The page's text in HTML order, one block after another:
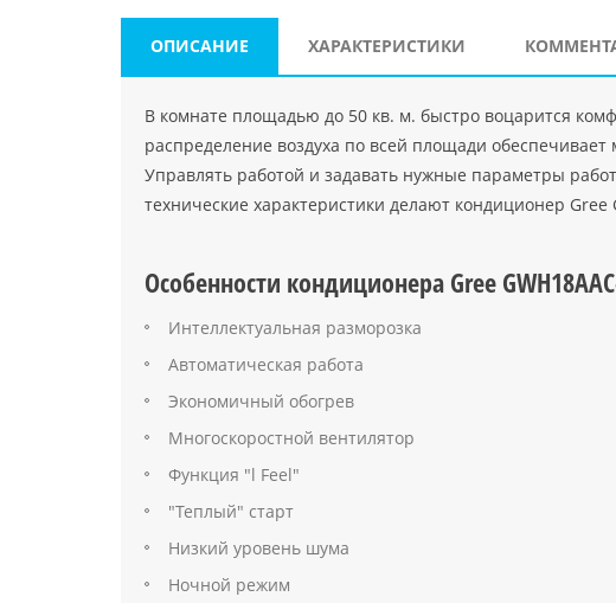
ОПИСАНИЕ ХАРАКТЕРИСТИКИ
В комнате площадью до 50 кв. м. быстро воцарится
распределение воздуха по всей площади
Управлять работой и задавать нужные параметры
технические характеристики делают кондиционер
Особенности кондиционера Gree
Интеллектуальная разморозка
Автоматическая работа
Экономичный обогрев
Многоскоростной вентилятор
Функция "l Feel"
"Теплый" старт
Низкий уровень шума
Ночной режим